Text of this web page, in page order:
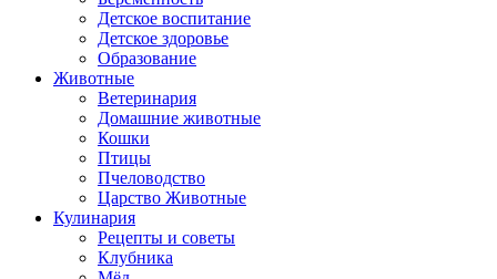
Детское воспитание
Детское здоровье
Образование
Животные
Ветеринария
Домашние животные
Кошки
Птицы
Пчеловодство
Царство Животные
Кулинария
Рецепты и советы
Клубника